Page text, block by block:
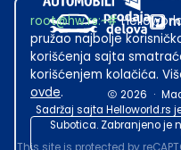
2026 ·
Sadržaj sajta Helloworld.rs
Subotica. Zabranjeno je
root@hw.rs:~#
pružao najbolje
korišćenja sajta
korišćenjem kolačića.
ovde.